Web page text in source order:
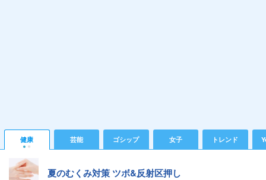
健康 芸能 ゴシップ 女子 トレンド
夏のむくみ対策 ツボ&反射区押し